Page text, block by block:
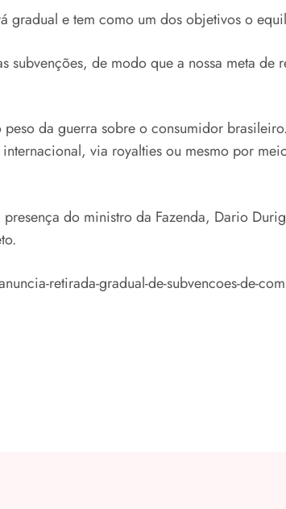
gradual e tem como um dos objetivos o
de modo que a nossa meta
da guerra sobre o consumidor
via royalties ou mesmo por
do ministro da Fazenda, Dario
retirada-gradual-de-subvencoes-de-